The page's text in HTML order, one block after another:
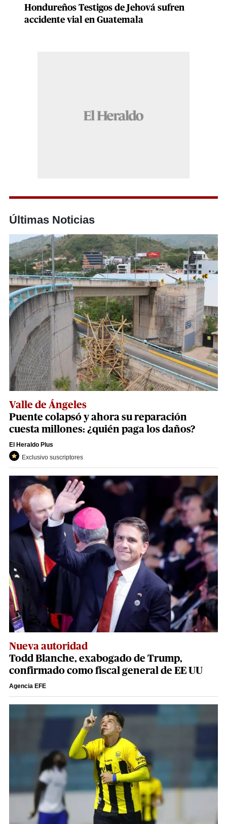
Hondureños Testigos de Jehová sufren
accidente vial en Guatemala
Últimas Noticias
Valle de Ángeles
Puente colapsó y ahora su reparación
cuesta millones: ¿quién paga los daños?
El Heraldo Plus
Exclusivo suscriptores
Nueva autoridad
Todd Blanche, exabogado de Trump,
confirmado como fiscal general de EE UU
Agencia EFE